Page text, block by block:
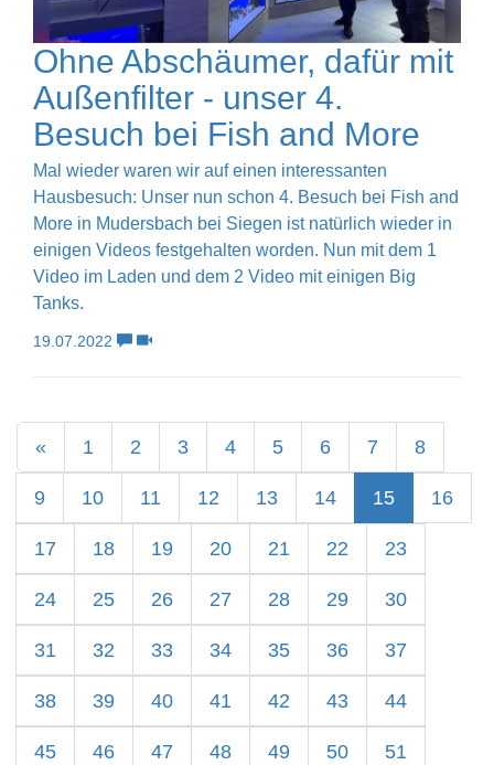
Ohne Abschäumer, dafür mit
Außenfilter - unser 4.
Besuch bei Fish and More
Mal wieder waren wir auf einen interessanten
Hausbesuch: Unser nun schon 4. Besuch bei Fish and
More in Mudersbach bei Siegen ist natürlich wieder in
einigen Videos festgehalten worden. Nun mit dem 1
Video im Laden und dem 2 Video mit einigen Big
Tanks.
19.07.2022
« 1 2 3 4 5 6 7 8
9 10 11 12 13 14 15 16
17 18 19 20 21 22 23
24 25 26 27 28 29 30
31 32 33 34 35 36 37
38 39 40 41 42 43 44
45 46 47 48 49 50 51